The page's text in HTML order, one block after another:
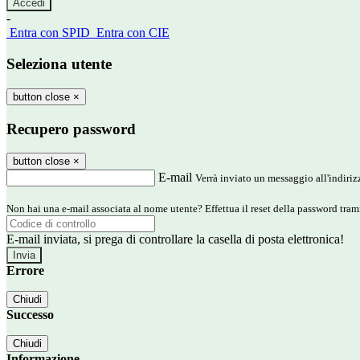
-
Entra con SPID Entra con CIE
Seleziona utente
button close ×
Recupero password
button close ×
E-mail Verrà inviato un messaggio
Non hai una e-mail associata al nome utente? Effettua il reset della password
E-mail inviata, si prega di controllare la casella di posta elettronica!
Errore
Chiudi
Successo
Chiudi